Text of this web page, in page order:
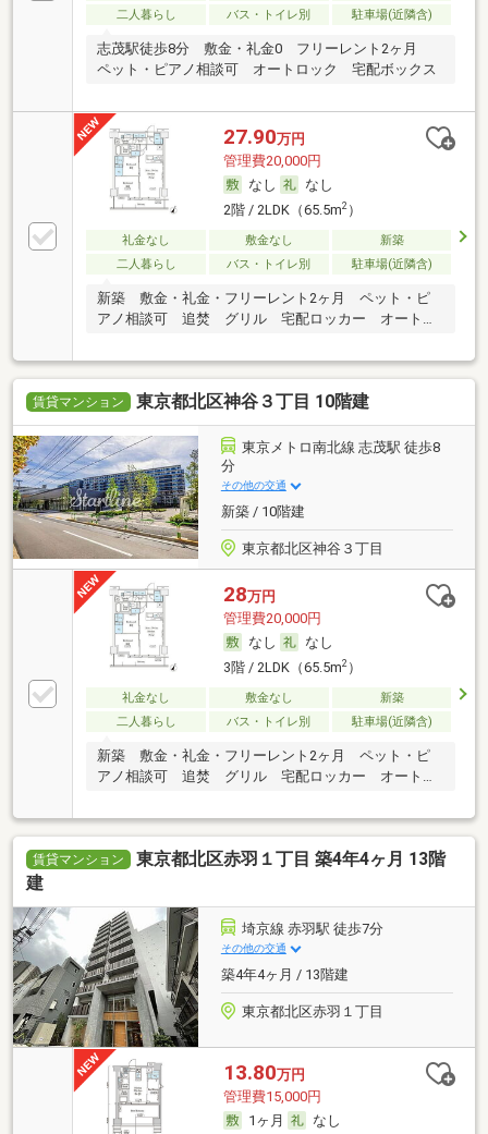
二人暮らし
バス・トイレ別 駐車場(近隣含)
志茂駅徒歩8分 敷金・礼金0 フリーレント2ヶ月
ペット・ピアノ相談可 オートロック 宅配ボックス
27.90万円
管理費20,000円
なし
なし
2階 / 2LDK（65.5m2）
礼金なし 敷金なし
新築
二人暮らし
バス・トイレ別 駐車場(近隣含)
新築 敷金・礼金・フリーレント2ヶ月 ペット・ピ
アノ相談可 追焚 グリル 宅配ロッカー オートロ
賃貸マンション 東京都北区神谷３丁目 10階建
東京メトロ南北線 志茂駅 徒歩8
分
その他の交通
新築 / 10階建
東京都北区神谷３丁目
28万円
管理費20,000円
なし
なし
3階 / 2LDK（65.5m2）
礼金なし 敷金なし
新築
二人暮らし
バス・トイレ別 駐車場(近隣含)
新築 敷金・礼金・フリーレント2ヶ月 ペット・ピ
アノ相談可 追焚 グリル 宅配ロッカー オートロ
賃貸マンション
東京都北区赤羽１丁目 築4年4ヶ月 13階
建
埼京線 赤羽駅 徒歩7分
その他の交通
築4年4ヶ月 / 13階建
東京都北区赤羽１丁目
13.80万円
管理費15,000円
1ヶ月
なし